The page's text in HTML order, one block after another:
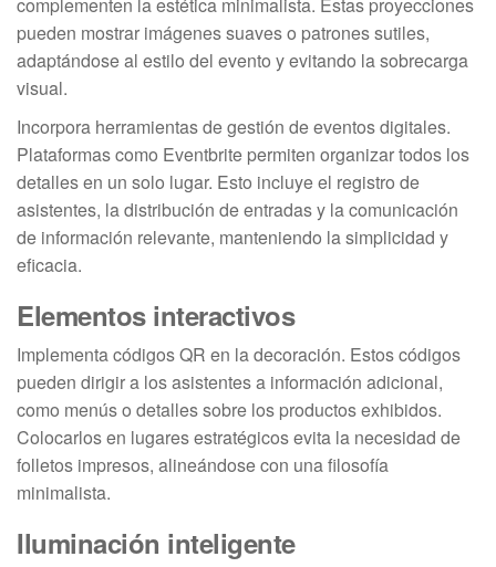
pueden mostrar imágenes suaves o patrones sutiles,
adaptándose al estilo del evento y evitando la sobrecarga
visual.
Incorpora herramientas de gestión de eventos digitales.
Plataformas como Eventbrite permiten organizar todos los
detalles en un solo lugar. Esto incluye el registro de
asistentes, la distribución de entradas y la comunicación
de información relevante, manteniendo la simplicidad y
eficacia.
Elementos interactivos
Implementa códigos QR en la decoración. Estos códigos
pueden dirigir a los asistentes a información adicional,
como menús o detalles sobre los productos exhibidos.
Colocarlos en lugares estratégicos evita la necesidad de
folletos impresos, alineándose con una filosofía
minimalista.
Iluminación inteligente